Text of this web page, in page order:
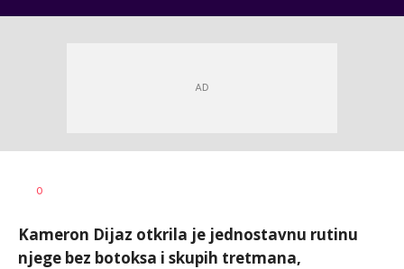
0
Kameron Dijaz otkrila je jednostavnu rutinu
njege bez botoksa i skupih tretmana,